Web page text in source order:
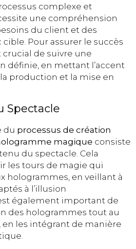
complexe et
une compréhension
du client et des
Pour assurer le succès
crucial de suivre une
définie, en mettant l’accent
production et la mise en
Spectacle
du processus de création
magique consiste
du spectacle. Cela
les tours de magie qui
hologrammes, en veillant à
à l’illusion
également important de
des hologrammes tout au
en les intégrant de manière